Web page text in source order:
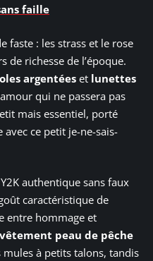
faille
faste : les strass et le rose
de richesse de l’époque.
argentées et lunettes
qui ne passera pas
mais essentiel, porté
ce petit je-ne-sais-
Y2K authentique sans faux
caractéristique de
entre hommage et
peau de pêche
à petits talons, tandis